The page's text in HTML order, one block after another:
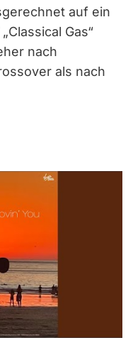
auf ein
Gas“
nach
als nach